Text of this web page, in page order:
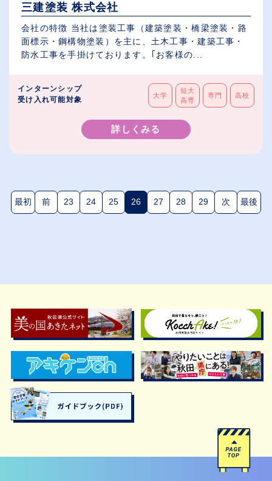
三建塗装 株式会社
会社の特徴 当社は塗装工事（建築塗装・橋梁塗装・路
面標示・鋼構物塗装）を主に、土木工事・建築工事・
防水工事を手掛けております。｢お客様の...
インターンシップ
受け入れ可能対象
大学
短大
高専
専門 高校
詳しくみる
最初 前 23 24 25 26(現在のページ)
27 28 29 次 最後